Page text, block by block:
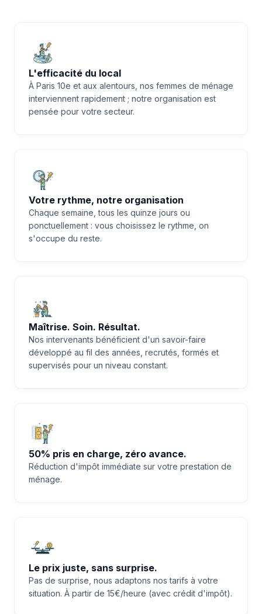
L'efficacité du local
À Paris 10e et aux alentours, nos femmes de ménage
interviennent rapidement ; notre organisation est
pensée pour votre secteur.
Votre rythme, notre organisation
Chaque semaine, tous les quinze jours ou
ponctuellement : vous choisissez le rythme, on
s'occupe du reste.
Maîtrise. Soin. Résultat.
Nos intervenants bénéficient d'un savoir-faire
développé au fil des années, recrutés, formés et
supervisés pour un niveau constant.
50% pris en charge, zéro avance.
Réduction d'impôt immédiate sur votre prestation de
ménage.
Le prix juste, sans surprise.
Pas de surprise, nous adaptons nos tarifs à votre
situation. À partir de 15€/heure (avec crédit d'impôt).